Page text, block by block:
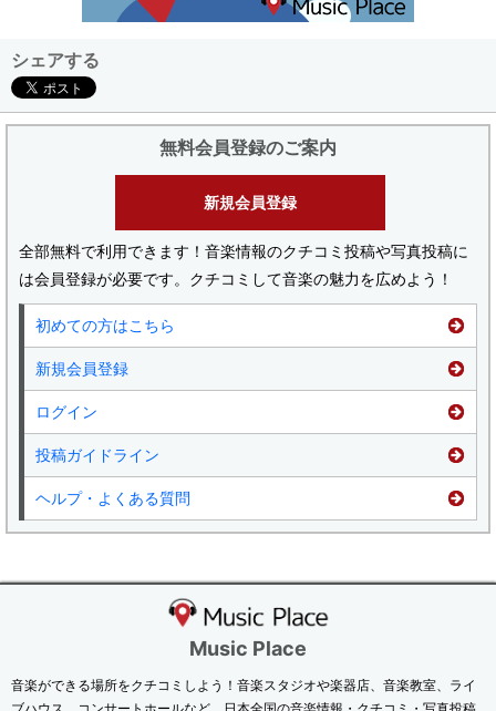
シェアする
無料会員登録のご案内
新規会員登録
全部無料で利用できます！音楽情報のクチコミ投稿や写真投稿に
は会員登録が必要です。クチコミして音楽の魅力を広めよう！
初めての方はこちら
新規会員登録
ログイン
投稿ガイドライン
ヘルプ・よくある質問
Music Place
音楽ができる場所をクチコミしよう！音楽スタジオや楽器店、音楽教室、ライ